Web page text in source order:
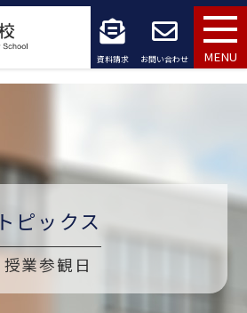
資料請求 お問い合わせ MENU
トピックス
授業参観日